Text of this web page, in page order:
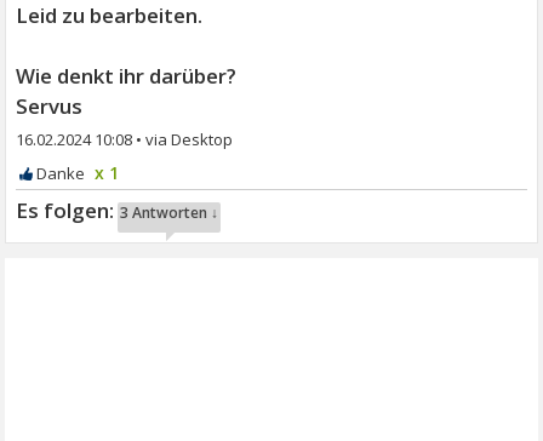
Leid zu bearbeiten.
Wie denkt ihr darüber?
Servus
16.02.2024 10:08 •
x 1
3 Antworten ↓